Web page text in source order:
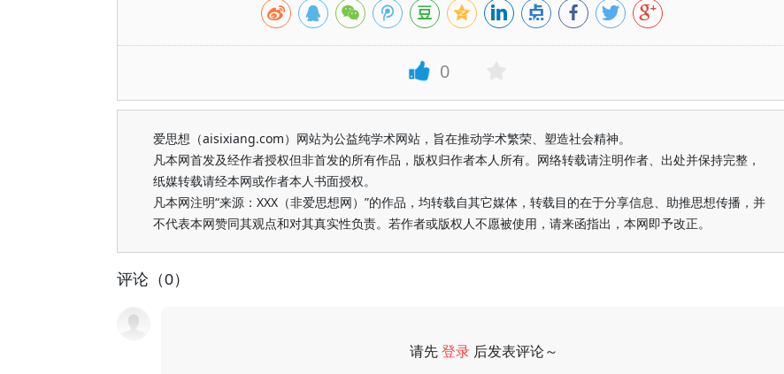
0
爱思想（aisixiang.com）网站为公益纯学术网站，旨在推动学术繁荣、塑造社会精神。
凡本网首发及经作者授权但非首发的所有作品，版权归作者本人所有。网络转载请注明作者、出处并保持完整，
纸媒转载请经本网或作者本人书面授权。
凡本网注明“来源：XXX（非爱思想网）”的作品，均转载自其它媒体，转载目的在于分享信息、助推思想传播，并
不代表本网赞同其观点和对其真实性负责。若作者或版权人不愿被使用，请来函指出，本网即予改正。
评论（0）
请先登录 后发表评论～